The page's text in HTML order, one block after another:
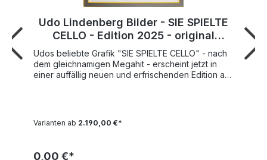
Udo Lindenberg Bilder - SIE SPIELTE
CELLO - Edition 2025 - original
handsigniert
Udos beliebte Grafik "SIE SPIELTE CELLO" - nach
dem gleichnamigen Megahit - erscheint jetzt in
einer auffällig neuen und erfrischenden Edition auf
gesetzten und regelrecht irisierenden Farb-
Varianten ab 2.190,00 €*
0,00 €*